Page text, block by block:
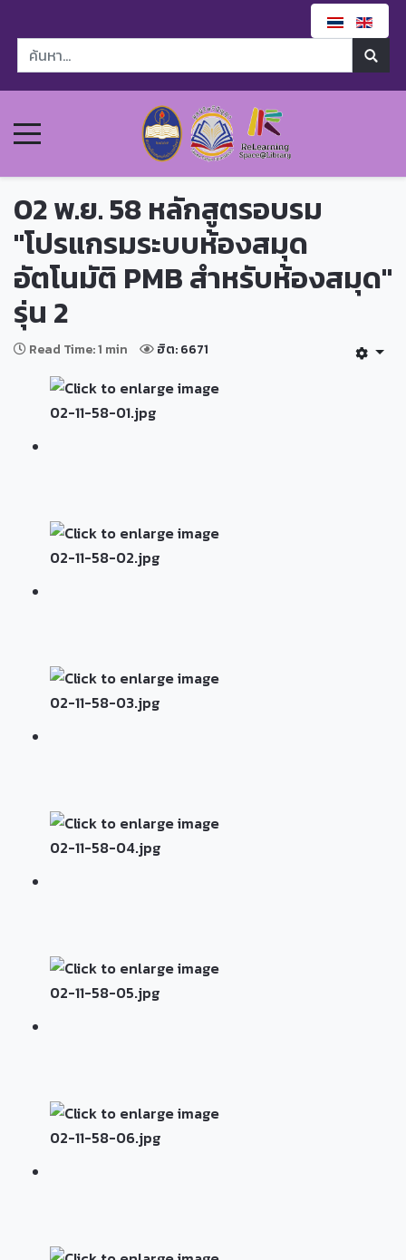
02 พ.ย. 58 หลักสูตรอบรม
"โปรแกรมระบบห้องสมุด
อัตโนมัติ PMB สำหรับห้องสมุด"
รุ่น 2
Read Time: 1 min ฮิต: 6671